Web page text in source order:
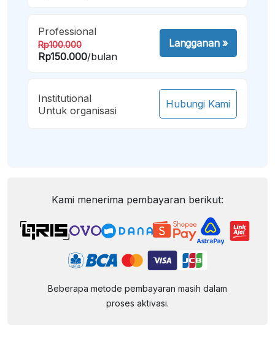
Professional
Rp100.000
Rp150.000/bulan
Langganan»
Institutional
Untuk organisasi
Hubungi Kami
Kami menerima pembayaran berikut:
Beberapa metode pembayaran masih dalam
proses aktivasi.